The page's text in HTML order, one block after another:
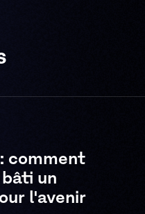
comment
un
l'avenir